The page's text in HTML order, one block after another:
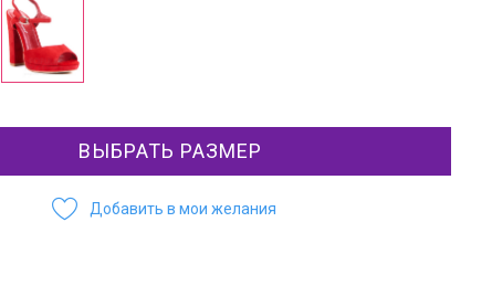
ВЫБРАТЬ РАЗМЕР
Добавить в мои желания